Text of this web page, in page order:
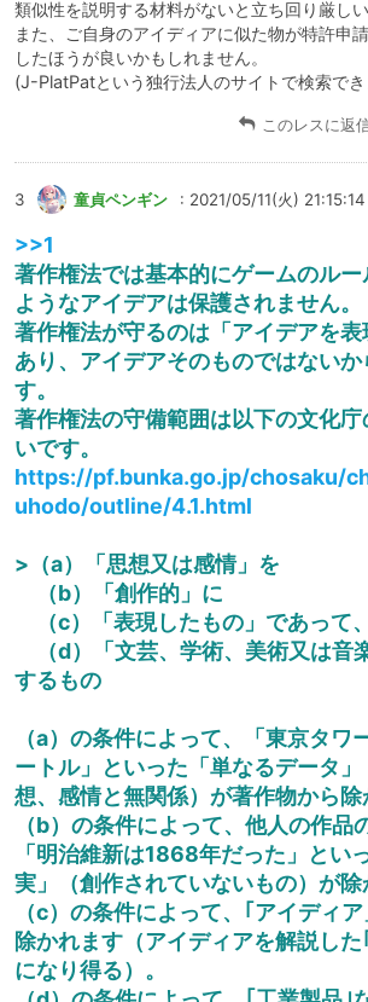
類似性を説明する材料がないと立ち回り厳しい
また、ご自身のアイディアに似た物が特許申
したほうが良いかもしれません。
(J-PlatPatという独行法人のサイトで検索で
このレスに返
3 童貞ペンギン : 2021/05/11(火) 21:15:14
>>1
著作権法では基本的にゲームのル
ようなアイデアは保護されません。
著作権法が守るのは「アイデアを
あり、アイデアそのものではない
す。
著作権法の守備範囲は以下の文化庁
いです。
https://pf.bunka.go.jp/chosaku/
uhodo/outline/4.1.html
>（a）「思想又は感情」を
（b）「創作的」に
（c）「表現したもの」であって、
（d）「文芸、学術、美術又は音
するもの
（a）の条件によって、「東京タワ
ートル」といった「単なるデータ
想、感情と無関係）が著作物から除
（b）の条件によって、他人の作品
「明治維新は1868年だった」とい
実」（創作されていないもの）が除
（c）の条件によって、｢アイディ
除かれます（アイディアを解説し
になり得る）。